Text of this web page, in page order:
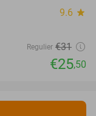
9.6 star
Regulier €31
€25,50